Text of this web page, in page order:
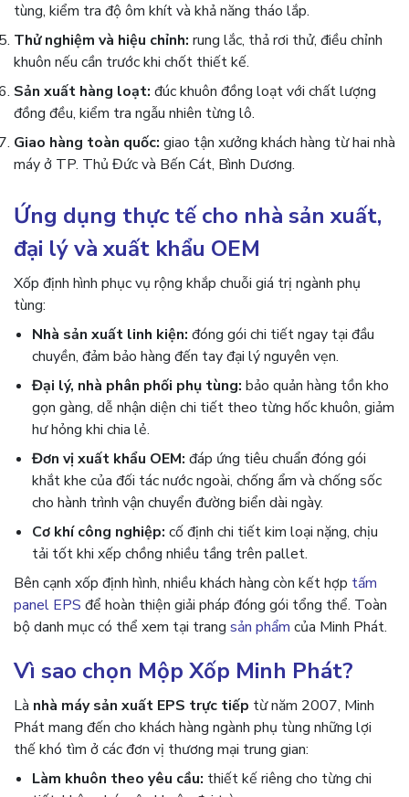
tùng, kiểm tra độ ôm khít và khả năng tháo lắp.
Thử nghiệm và hiệu chỉnh: rung lắc, thả rơi thử, điều chỉnh
khuôn nếu cần trước khi chốt thiết kế.
Sản xuất hàng loạt: đúc khuôn đồng loạt với chất lượng
đồng đều, kiểm tra ngẫu nhiên từng lô.
Giao hàng toàn quốc: giao tận xưởng khách hàng từ hai nhà
máy ở TP. Thủ Đức và Bến Cát, Bình Dương.
Ứng dụng thực tế cho nhà sản xuất,
đại lý và xuất khẩu OEM
Xốp định hình phục vụ rộng khắp chuỗi giá trị ngành phụ
tùng:
Nhà sản xuất linh kiện: đóng gói chi tiết ngay tại đầu
chuyền, đảm bảo hàng đến tay đại lý nguyên vẹn.
Đại lý, nhà phân phối phụ tùng: bảo quản hàng tồn kho
gọn gàng, dễ nhận diện chi tiết theo từng hốc khuôn, giảm
hư hỏng khi chia lẻ.
Đơn vị xuất khẩu OEM: đáp ứng tiêu chuẩn đóng gói
khắt khe của đối tác nước ngoài, chống ẩm và chống sốc
cho hành trình vận chuyển đường biển dài ngày.
Cơ khí công nghiệp: cố định chi tiết kim loại nặng, chịu
tải tốt khi xếp chồng nhiều tầng trên pallet.
Bên cạnh xốp định hình, nhiều khách hàng còn kết hợp tấm
panel EPS để hoàn thiện giải pháp đóng gói tổng thể. Toàn
bộ danh mục có thể xem tại trang sản phẩm của Minh Phát.
Vì sao chọn Mộp Xốp Minh Phát?
Là nhà máy sản xuất EPS trực tiếp từ năm 2007, Minh
Phát mang đến cho khách hàng ngành phụ tùng những lợi
thế khó tìm ở các đơn vị thương mại trung gian:
Làm khuôn theo yêu cầu: thiết kế riêng cho từng chi